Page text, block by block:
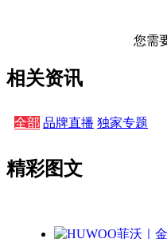
您需
相关资讯
全部 品牌直播 独家专题
精彩图文